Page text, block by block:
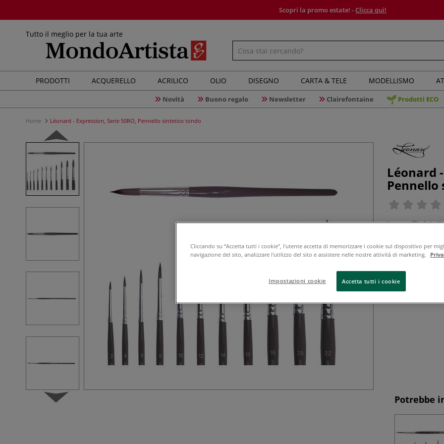
Scopri la promo estate! -Clicca qui!
Tutto il meglio per la tua arte
PRODOTTI ACQUERELLO ACRILICO OLIO DISEGNO CARTA & TELE MODELLISMO
Novità Buono regalo Newsletter Clairefontaine Prodotti ECO
Home Léonard - Expression, Serie 50RO, Pennello sintetico tondo
Léonard
I pennelli
universali,
resistenti fibre
Potrebbe
Cliccando su “Accetta tutti i cookie”, l'utente accetta di memorizzare i cookie sul dispositivo per
navigazione del sito, analizzare l'utilizzo del sito e assistere nelle nostre attività di marketing.
Impostazioni cookie Accetta tutti i cookie